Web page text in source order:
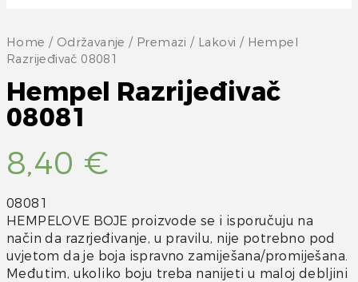
Home / Održavanje / Premazi / Lakovi / Hempel
Razrijeđivač 08081
Hempel Razrijeđivač
08081
8,40 €
08081
HEMPELOVE BOJE proizvode se i isporučuju na
način da razrjeđivanje, u pravilu, nije potrebno pod
uvjetom da je boja ispravno zamiješana/promiješana.
Međutim, ukoliko boju treba nanijeti u maloj debljini